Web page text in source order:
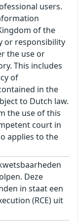
users.
of the
or responsibility
the use or
This includes
of
in the
to Dutch law.
the use of this
court in
applies to the
Deze
in staat een
(RCE) uit